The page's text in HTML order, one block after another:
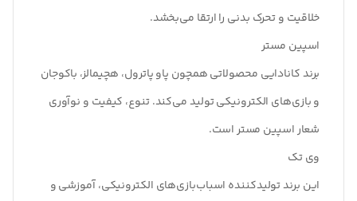
خلاقیت و تحرک بدنی را ارتقا می‌بخشد.
اسپین مستر
برند کانادایی محصولاتی همچون پاو پاترول، هچیمالز، باکوجان
و بازی‌های الکترونیکی تولید می‌کند. تنوع، کیفیت و نوآوری
شعار اسپین مستر است.
وی تک
این برند تولیدکننده اسباب‌بازی‌های الکترونیکی، آموزشی و